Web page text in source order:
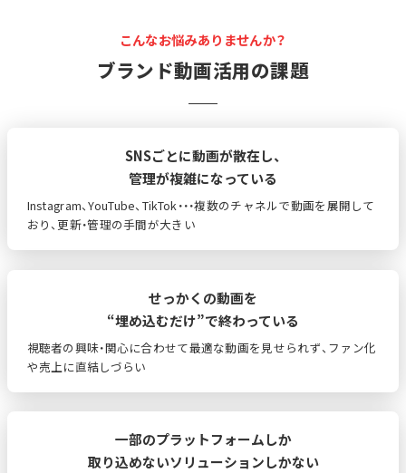
こんなお悩みありませんか？
ブランド動画活用の課題
SNSごとに動画が散在し、
管理が複雑になっている
Instagram、YouTube、TikTok・・・複数のチャネルで動画を展開して
おり、更新・管理の手間が大きい
せっかくの動画を
“埋め込むだけ”で終わっている
視聴者の興味・関心に合わせて最適な動画を見せられず、ファン化
や売上に直結しづらい
一部のプラットフォームしか
取り込めないソリューションしかない